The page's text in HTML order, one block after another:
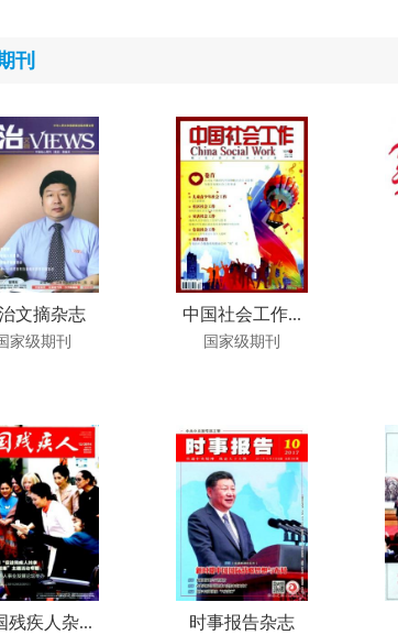
刊
文摘杂志
家级期刊
中国社会工作...
国家级期刊
残疾人杂... 时事报告杂志